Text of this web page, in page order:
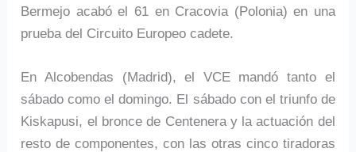
Bermejo acabó el 61 en Cracovia (Polonia) en una
prueba del Circuito Europeo cadete.
En Alcobendas (Madrid), el VCE mandó tanto el
sábado como el domingo. El sábado con el triunfo de
Kiskapusi, el bronce de Centenera y la actuación del
resto de componentes, con las otras cinco tiradoras